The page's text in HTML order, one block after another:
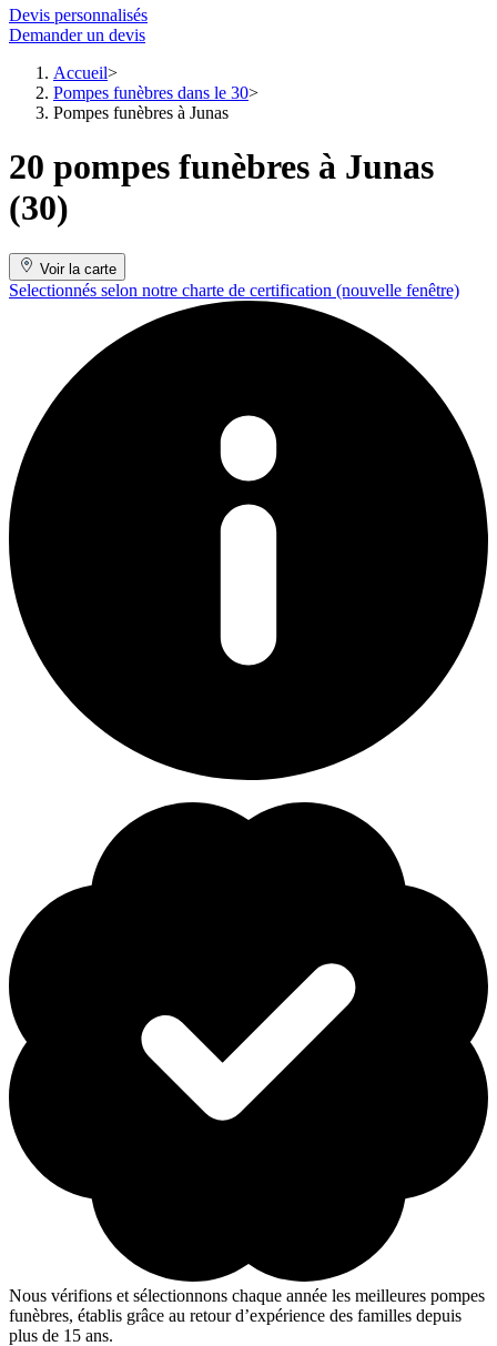
Devis personnalisés
Demander un devis
Accueil
Pompes funèbres dans le 30
Pompes funèbres à Junas
20 pompes funèbres à Junas
(30)
Voir la carte
Selectionnés selon notre charte de certification (nouvelle fenêtre)
Nous vérifions et sélectionnons chaque année les meilleures pompes
funèbres, établis grâce au retour d’expérience des familles depuis
plus de 15 ans.